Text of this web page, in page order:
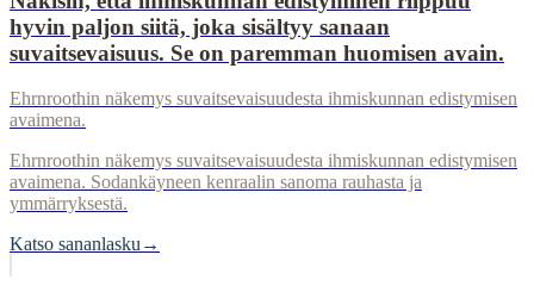
hyvin paljon siitä, joka sisältyy sanaan
suvaitsevaisuus. Se on paremman huomisen avain.
Ehrnroothin näkemys suvaitsevaisuudesta ihmiskunnan edistymisen
avaimena.
Ehrnroothin näkemys suvaitsevaisuudesta ihmiskunnan edistymisen
avaimena. Sodankäyneen kenraalin sanoma rauhasta ja
ymmärryksestä.
Katso sananlasku→